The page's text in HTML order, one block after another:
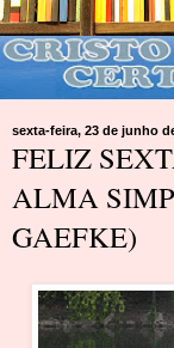
sexta-feira, 23 de junho
FELIZ
ALMA
GAEFKE)